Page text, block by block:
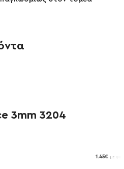
3mm 3204
1.45€ με ΦΠΑ